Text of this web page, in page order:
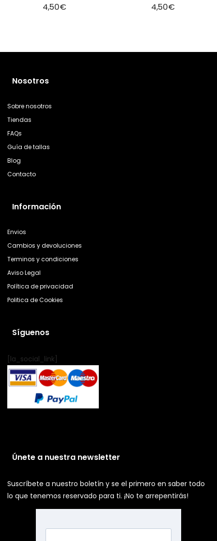
4,50€ 4,50€
Nosotros
Sobre nosotros
Tiendas
FAQs
Guía de tallas
Blog
Contacto
Información
Envios
Cambios y devoluciones
Terminos y condiciones
Aviso Legal
Política de privacidad
Politica de Cookies
Síguenos
[la_social_link]
Únete a nuestra newsletter
Suscríbete a nuestro boletín y se el primero en saber todo
lo que tenemos reservado para ti. ¡No te arrepentirás!